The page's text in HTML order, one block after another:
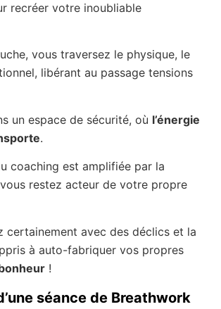
recréer votre inoubliable
vous traversez le physique, le
libérant au passage tensions
un espace de sécurité, où l’énergie
.
coaching est amplifiée par la
restez acteur de votre propre
certainement avec des déclics et la
à auto-fabriquer vos propres
!
séance de Breathwork